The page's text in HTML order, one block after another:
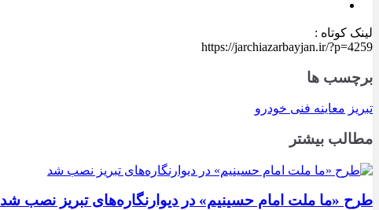
لینک کوتاه :
https://jarchiazarbayjan.ir/?p=4259
برچسب ها
تبریز معاینه فنی خودرو
مطالب بیشتر
طرح «ما ملت امام حسینیم» در دیوارنگاره‌های تبریز نصب شد